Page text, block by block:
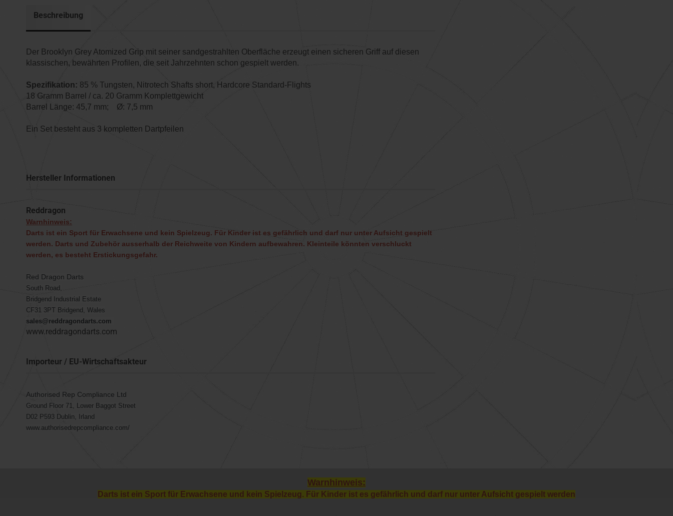
Beschreibung
Der Brooklyn Grey Atomized Grip mit seiner sandgestrahlten Oberfläche erzeugt einen sicheren Griff auf diesen
klassischen, bewährten Profilen, die seit Jahrzehnten schon gespielt werden.
Spezifikation: 85 % Tungsten, Nitrotech Shafts short, Hardcore Standard-Flights
18 Gramm Barrel / ca. 20 Gramm Komplettgewicht
Barrel Länge: 45,7 mm; Ø: 7,5 mm
Ein Set besteht aus 3 kompletten Dartpfeilen
Hersteller Informationen
Reddragon
Warnhinweis:
Darts ist ein Sport für Erwachsene und kein Spielzeug. Für Kinder ist es gefährlich und darf nur unter Aufsicht gespielt
werden. Darts und Zubehör ausserhalb der Reichweite von Kindern aufbewahren. Kleinteile könnten verschluckt
werden, es besteht Erstickungsgefahr.
Red Dragon Darts
South Road,
Bridgend Industrial Estate
CF31 3PT Bridgend, Wales
sales@reddragondarts.com
www.reddragondarts.com
Importeur / EU-Wirtschaftsakteur
Authorised Rep Compliance Ltd
Ground Floor 71, Lower Baggot Street
D02 P593 Dublin, Irland
www.authorisedrepcompliance.com/
Warnhinweis:
Darts ist ein Sport für Erwachsene und kein Spielzeug. Für Kinder ist es gefährlich und darf nur unter Aufsicht gespielt werden